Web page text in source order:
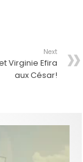
Next
Virginie Efira
aux César!